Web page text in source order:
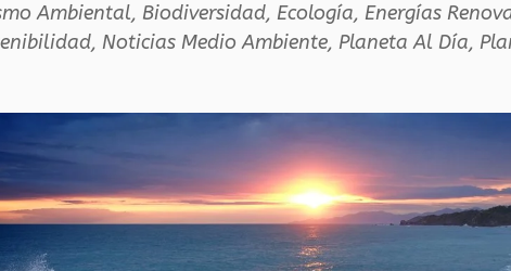
Ambiental, Biodiversidad,Ecología,Energías
,Noticias Medio Ambiente,Planeta Al Día,